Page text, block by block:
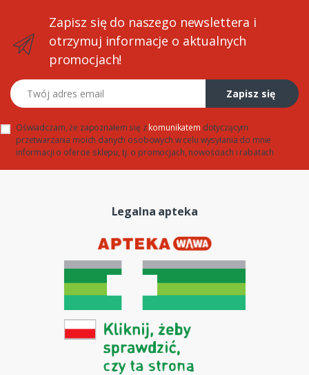
Zapisz się do naszego newslettera i
otrzymuj informacje o aktualnych
promocjach!
Twój adres email
Zapisz się
Oświadczam, że zapoznałem się zkomunikatem dotyczącym
przetwarzania moich danych osobowych w celu wysyłania do mnie
informacji o ofercie sklepu, tj. o promocjach, nowościach i rabatach
Legalna apteka